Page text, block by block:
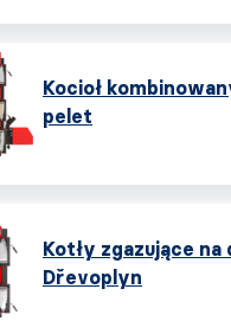
Kocioł
pelet
Kotły zgazujące na
Dřevoplyn